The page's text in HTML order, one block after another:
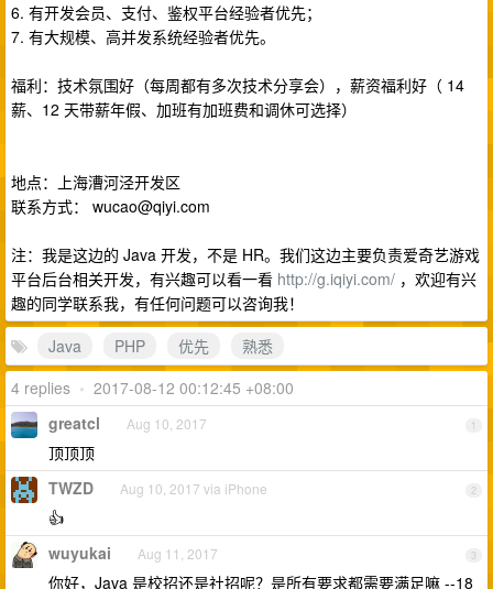
6. 有开发会员、支付、鉴权平台经验者优先；
7. 有大规模、高并发系统经验者优先。
福利：技术氛围好（每周都有多次技术分享会），薪资福利好（ 14
薪、12 天带薪年假、加班有加班费和调休可选择）
地点：上海漕河泾开发区
联系方式： wucao@qiyi.com
注：我是这边的 Java 开发，不是 HR。我们这边主要负责爱奇艺游戏
平台后台相关开发，有兴趣可以看一看 http://g.iqiyi.com/ ，欢迎有兴
趣的同学联系我，有任何问题可以咨询我！
Java
PHP 优先
熟悉
4 replies • 2017-08-12 00:12:45 +08:00
1
greatcl Aug 10, 2017
顶顶顶
2
TWZD Aug 10, 2017 via iPhone
👍
3
wuyukai Aug 11, 2017
你好，Java 是校招还是社招呢？是所有要求都需要满足嘛 --18